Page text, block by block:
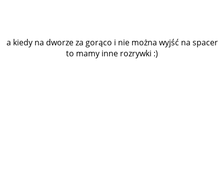
a kiedy na dworze za gorąco i nie można wyjść na spacer
to mamy inne rozrywki :)